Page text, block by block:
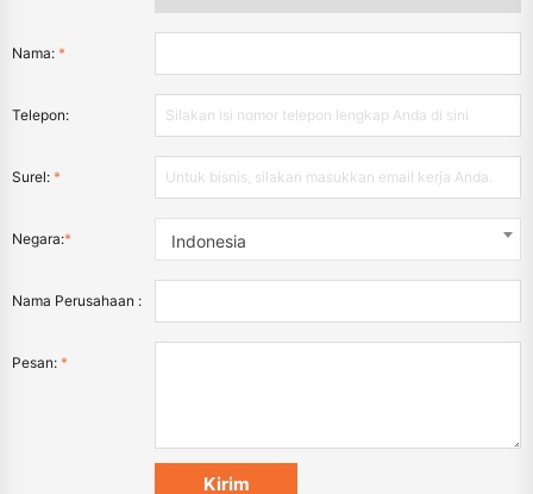
Nama: *
Telepon:
Surel: *
Negara:* Indonesia
Nama Perusahaan :
Pesan: *